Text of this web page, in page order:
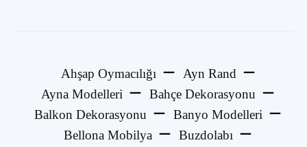
Ahşap Oymacılığı
Ayn Rand
Ayna Modelleri
Bahçe Dekorasyonu
Balkon Dekorasyonu
Banyo Modelleri
Bellona Mobilya
Buzdolabı